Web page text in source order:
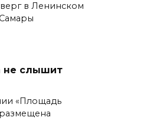
в Ленинском
не слышит
«Площадь